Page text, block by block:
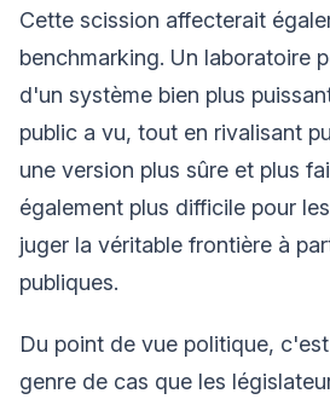
Cette scission affecterait
benchmarking. Un laboratoire
d'un système bien plus
public a vu, tout en rivalisant
une version plus sûre et plus
également plus difficile pour
juger la véritable frontière à
publiques.
Du point de vue politique,
genre de cas que les